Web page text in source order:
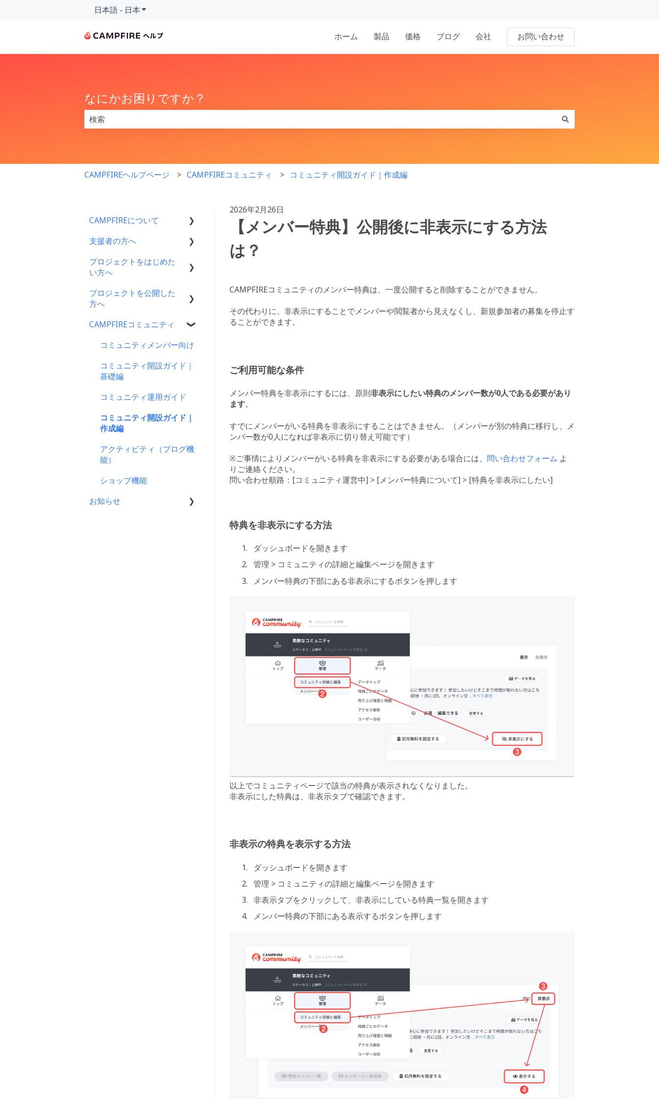
日本語 - 日本翻訳のサブメニューを表示
ホーム 製品 価格 ブログ 会社 お問い合わせ
なにかお困りですか？
CAMPFIREヘルプページ CAMPFIREコミュニティ コミュニティ開設ガイド｜作成編
2026年2月26日
【メンバー特典】公開後に非表示にする方法
は？
CAMPFIREコミュニティのメンバー特典は、一度公開すると削除することができません。
その代わりに、非表示にすることでメンバーや閲覧者から見えなくし、新規参加者の募集を停止す
ることができます。
ご利用可能な条件
メンバー特典を非表示にするには、原則非表示にしたい特典のメンバー数が0人である必要があり
ます。
すでにメンバーがいる特典を非表示にすることはできません。（メンバーが別の特典に移行し、メ
ンバー数が0人になれば非表示に切り替え可能です）
※ご事情によりメンバーがいる特典を非表示にする必要がある場合には、 問い合わせフォーム よ
りご連絡ください。
問い合わせ順路：[コミュニティ運営中] > [メンバー特典について] > [特典を非表示にしたい]
特典を非表示にする方法
ダッシュボードを開きます
管理 > コミュニティの詳細と編集ページを開きます
メンバー特典の下部にある非表示にするボタンを押します
以上でコミュニティページで該当の特典が表示されなくなりました。
非表示にした特典は、非表示タブで確認できます。
非表示の特典を表示する方法
ダッシュボードを開きます
管理 > コミュニティの詳細と編集ページを開きます
非表示タブをクリックして、非表示にしている特典一覧を開きます
メンバー特典の下部にある表示するボタンを押します
CAMPFIREについて
CAMPFIRE各種制度の規約
CAMPFIREふるさと納税に
はじめての方へ
登録情報に関するよくある
ログアウトについて
除について
マイページの機能について
ス
支援者の方へ
支援に関するよくある質問
キャリア決済
楽天ペイ
au PAY（ネット支払い）
PayPay（ペイペイ）決済
Paypal決済
支援をする前に
コンビニ払い
について
プロジェクトをはじめた
い方へ
プロジェクトをはじめる前
に
プロジェクト作成時によく
プロジェクトの審査につい
リターン設定で気をつける
リターンについて
プロフィールについて
プロジェクトを公開した
方へ
支援金の振込について
プロジェクトを公開したら
仲間募集について
プロジェクト達成に役立つ
プロジェクト公開後によく
更・中止について
CAMPFIREコミュニティ
コミュニティメンバー向け
コミュニティ開設ガイド｜
基礎編
コミュニティ運用ガイド
コミュニティ開設ガイド｜
作成編
アクティビティ（ブログ機
能）
ショップ機能
お知らせ